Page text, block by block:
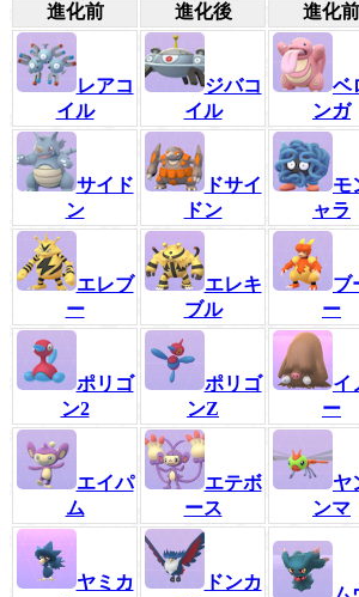
進化前 進化後 進化前
レアコ
イル
ジバコ
イル
ベ
ンガ
サイド
ン
ドサイ
ドン
モ
ャラ
エレブ
ー
エレキ
ブル
ブ
ー
ポリゴ
ン2
ポリゴ
ンZ
イ
ー
エイパ
ム
エテボ
ース
ヤ
ンマ
ヤミカ
ドンカ